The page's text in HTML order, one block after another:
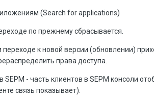
(Search for applications)
по прежнему сбрасывается.
к новой версии (обновлении)
права доступа.
- часть клиентов в SEPM консоли
связь показывает).